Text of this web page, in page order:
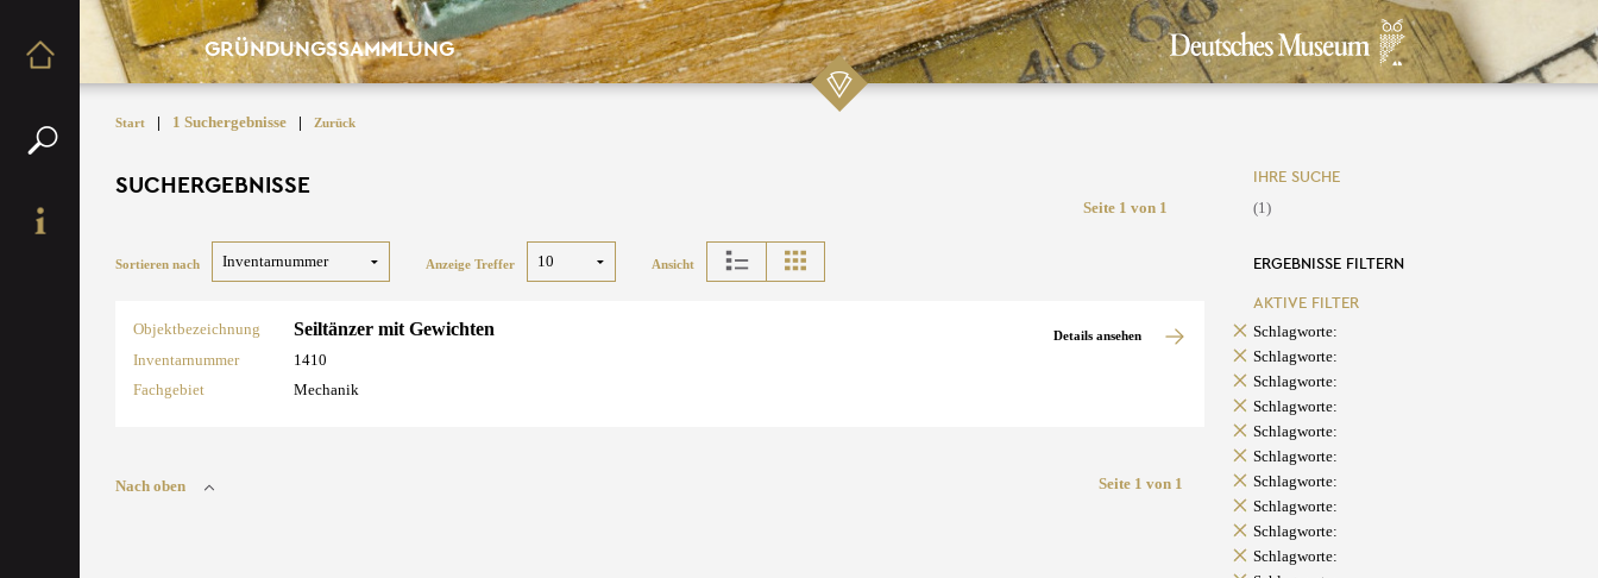
GRÜNDUNGSSAMMLUNG
Start | 1 Suchergebnisse | Zurück
SUCHERGEBNISSE
Seite 1 von 1
Sortieren nach Anzeige Treffer Ansicht
Objektbezeichnung Seiltänzer mit Gewichten
Inventarnummer
1410
Fachgebiet
Mechanik
Details ansehen
Nach oben Seite 1 von 1
IHRE SUCHE
(1)
ERGEBNISSE FILTERN
AKTIVE FILTER
Schlagworte:
Schlagworte:
Schlagworte:
Schlagworte:
Schlagworte:
Schlagworte:
Schlagworte:
Schlagworte:
Schlagworte:
Schlagworte: